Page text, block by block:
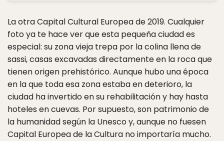
La otra Capital Cultural Europea de 2019. Cualquier
foto ya te hace ver que esta pequeña ciudad es
especial: su zona vieja trepa por la colina llena de
sassi, casas excavadas directamente en la roca que
tienen origen prehistórico. Aunque hubo una época
en la que toda esa zona estaba en deterioro, la
ciudad ha invertido en su rehabilitación y hay hasta
hoteles en cuevas. Por supuesto, son patrimonio de
la humanidad según la Unesco y, aunque no fuesen
Capital Europea de la Cultura no importaría mucho.